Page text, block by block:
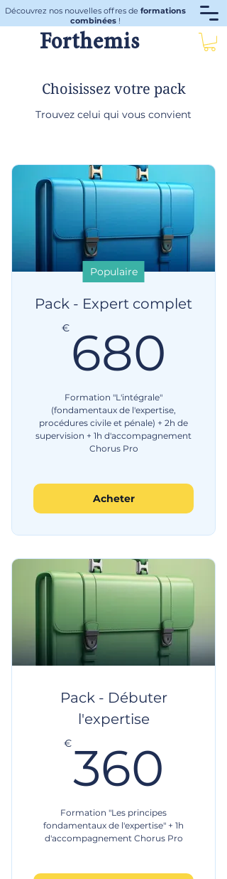
Découvrez nos nouvelles offres de formations
combinées!
Forthemis
Choisissez votre pack
Trouvez celui qui vous convient
Populaire
Pack - Expert complet
€ 680
Formation "L'intégrale"
(fondamentaux de l'expertise,
procédures civile et pénale) + 2h de
supervision + 1h d'accompagnement
Chorus Pro
Acheter
Pack - Débuter
l'expertise
€360
Formation "Les principes
fondamentaux de l'expertise" + 1h
d'accompagnement Chorus Pro